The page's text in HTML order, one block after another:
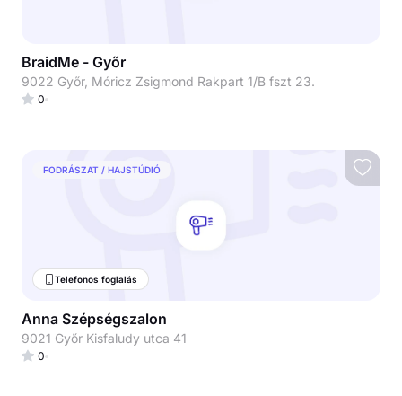
BraidMe - Győr
9022 Győr, Móricz Zsigmond Rakpart 1/B fszt 23.
0
FODRÁSZAT / HAJSTÚDIÓ
Telefonos foglalás
Anna Szépségszalon
9021 Győr Kisfaludy utca 41
0